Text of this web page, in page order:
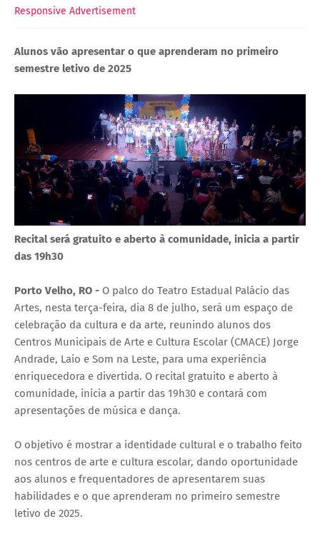
Responsive Advertisement
Alunos vão apresentar o que aprenderam no primeiro
semestre letivo de 2025
Recital será gratuito e aberto à comunidade, inicia a partir
das 19h30
Porto Velho, RO - O palco do Teatro Estadual Palácio das
Artes, nesta terça-feira, dia 8 de julho, será um espaço de
celebração da cultura e da arte, reunindo alunos dos
Centros Municipais de Arte e Cultura Escolar (CMACE) Jorge
Andrade, Laio e Som na Leste, para uma experiência
enriquecedora e divertida. O recital gratuito e aberto à
comunidade, inicia a partir das 19h30 e contará com
apresentações de música e dança.
O objetivo é mostrar a identidade cultural e o trabalho feito
nos centros de arte e cultura escolar, dando oportunidade
aos alunos e frequentadores de apresentarem suas
habilidades e o que aprenderam no primeiro semestre
letivo de 2025.